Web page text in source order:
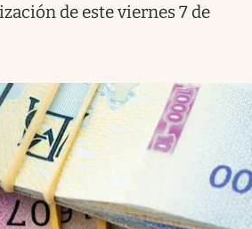
de este viernes 7 de